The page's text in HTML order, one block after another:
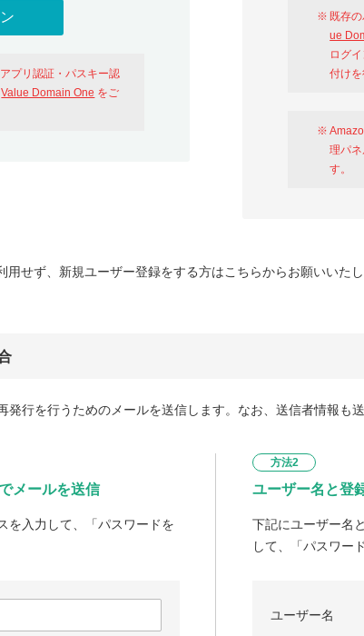
プリ認証・パスキー認
Value Domain One をご
既存
ue
ログ
付けを
理パ
す。
せず、新規ユーザー登録をする方はこちらからお願いいたし
行を行うためのメールを送信します。なお、送信者情報も送
メールを送信
を入力して、「パスワードを
方法2
ユーザー名と登
下記にユーザー名
して、「パスワー
ユーザー名